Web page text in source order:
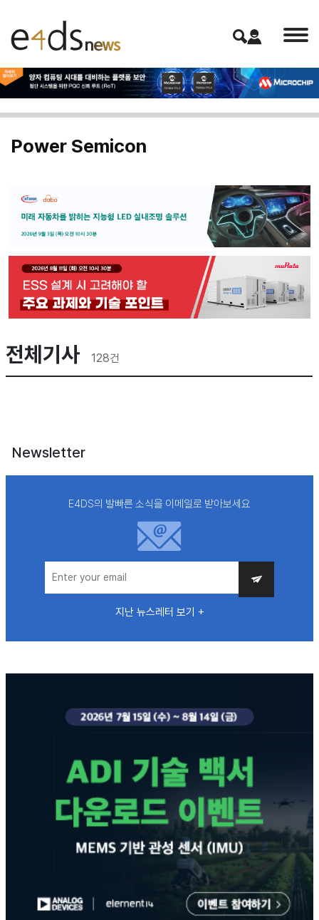
Power Semicon
전체기사 128건
Newsletter
E4DS의 발빠른 소식을 이메일로 받아보세요
지난 뉴스레터 보기 +